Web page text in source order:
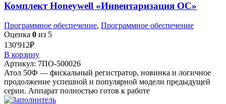
Комплект Honeywell «Инвентаризация ОС»
Программное обеспечение, Программное обеспечение
Оценка 0 из 5
130'912₽
В корзину
Артикул: 7ПО-500026
Атол 50Ф — фискальный регистратор, новинка и логичное
продолжение успешной и популярной модели предыдущей
серии. Аппарат полностью готов к работе